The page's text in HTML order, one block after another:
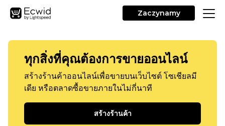
Zaczynamy
ทุกสิ่งที่คุณต้องการขายออนไลน์
สร้างร้านค้าออนไลน์เพื่อขายบนเว็บไซต์ โซเชียลมี
เดีย หรือตลาดซื้อขายภายในไม่กี่นาที
สร้างร้านค้า